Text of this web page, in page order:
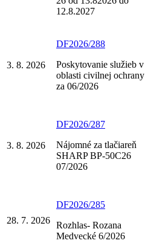
12.8.2027
3. 8. 2026
DF2026/288
Poskytovanie služieb v
oblasti civilnej ochrany
za 06/2026
3. 8. 2026
DF2026/287
Nájomné za tlačiareň
SHARP BP-50C26
07/2026
28. 7. 2026
DF2026/285
Rozhlas- Rozana
Medvecké 6/2026